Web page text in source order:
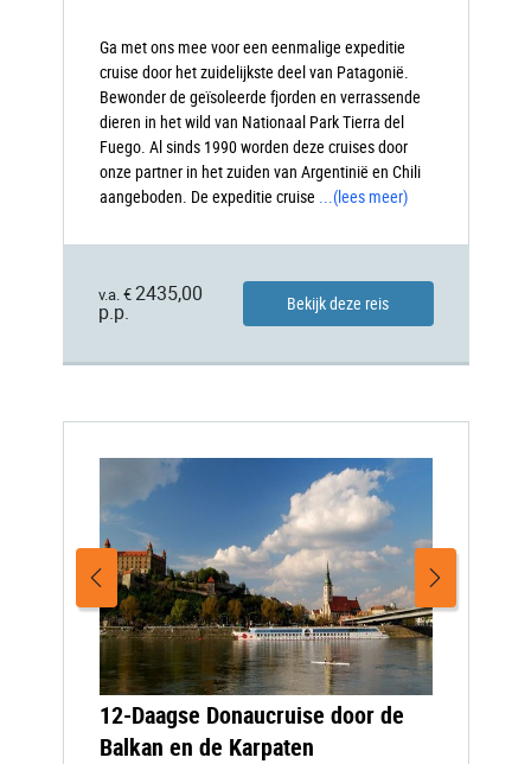
Ga met ons mee voor een eenmalige expeditie
cruise door het zuidelijkste deel van Patagonië.
Bewonder de geïsoleerde fjorden en verrassende
dieren in het wild van Nationaal Park Tierra del
Fuego. Al sinds 1990 worden deze cruises door
onze partner in het zuiden van Argentinië en Chili
aangeboden. De expeditie cruise ...(lees meer)
v.a. € 2435,00
p.p.
Bekijk deze reis
12-Daagse Donaucruise door de
Balkan en de Karpaten